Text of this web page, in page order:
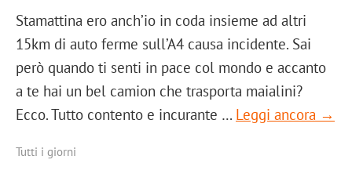
Stamattina ero anch’io in coda insieme ad altri
15km di auto ferme sull’A4 causa incidente. Sai
però quando ti senti in pace col mondo e accanto
a te hai un bel camion che trasporta maialini?
Ecco. Tutto contento e incurante … Leggi ancora →
Tutti i giorni